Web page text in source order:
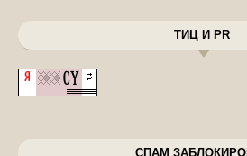
ТИЦ И PR
СПАМ